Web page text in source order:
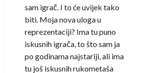
sam igrač. I to će uvijek tako
biti. Moja nova uloga u
reprezentaciji? Ima tu puno
iskusnih igrača, to što sam ja
po godinama najstariji, ali ima
tu još iskusnih rukometaša